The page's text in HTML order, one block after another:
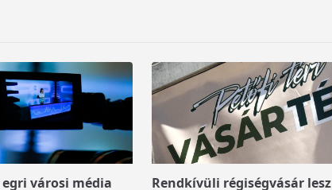
városi média Rendkívüli régiségvásár lesz